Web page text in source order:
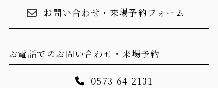
お問い合わせ・来場予約フォーム
お電話でのお問い合わせ・来場予約
0573-64-2131